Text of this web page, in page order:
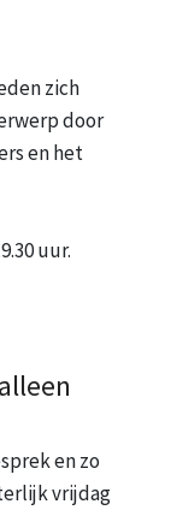
zich
door
en het
uur.
en zo
vrijdag